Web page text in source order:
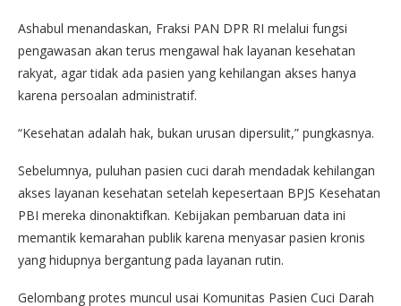
Ashabul menandaskan, Fraksi PAN DPR RI melalui fungsi
pengawasan akan terus mengawal hak layanan kesehatan
rakyat, agar tidak ada pasien yang kehilangan akses hanya
karena persoalan administratif.
“Kesehatan adalah hak, bukan urusan dipersulit,” pungkasnya.
Sebelumnya, puluhan pasien cuci darah mendadak kehilangan
akses layanan kesehatan setelah kepesertaan BPJS Kesehatan
PBI mereka dinonaktifkan. Kebijakan pembaruan data ini
memantik kemarahan publik karena menyasar pasien kronis
yang hidupnya bergantung pada layanan rutin.
Gelombang protes muncul usai Komunitas Pasien Cuci Darah